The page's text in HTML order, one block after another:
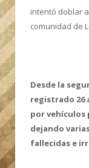
intentó doblar
comunidad de
Desde la
registrado 26
por vehículos
dejando
fallecidas e